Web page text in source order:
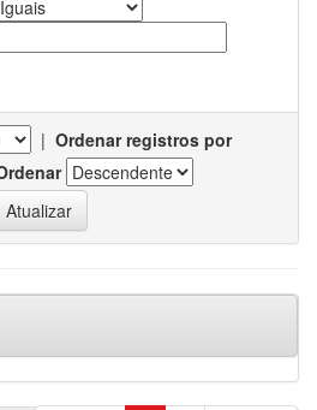
| Ordenar registros por